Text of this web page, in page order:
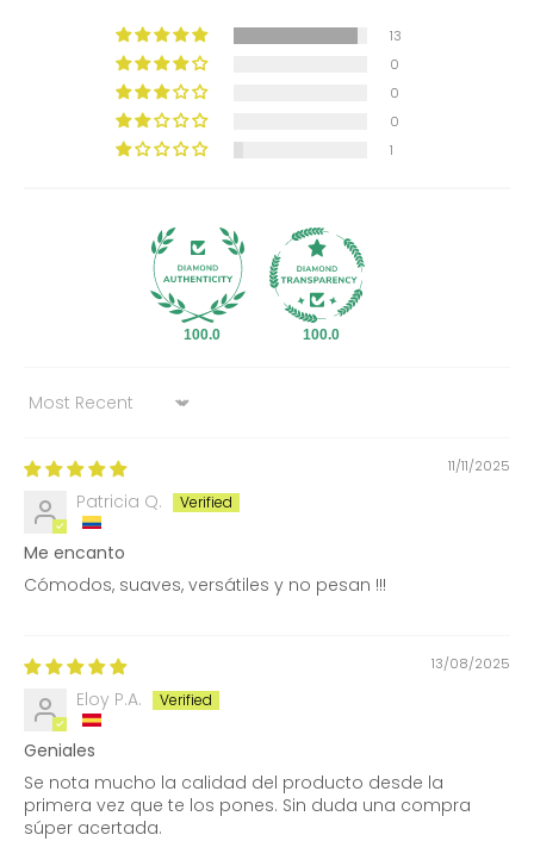
13
0
0
0
1
100.0 100.0
Sort by
11/11/2025
Patricia Q.
Me encanto
Cómodos, suaves, versátiles y no pesan !!!
13/08/2025
Eloy P.A.
Geniales
Se nota mucho la calidad del producto desde la
primera vez que te los pones. Sin duda una compra
súper acertada.